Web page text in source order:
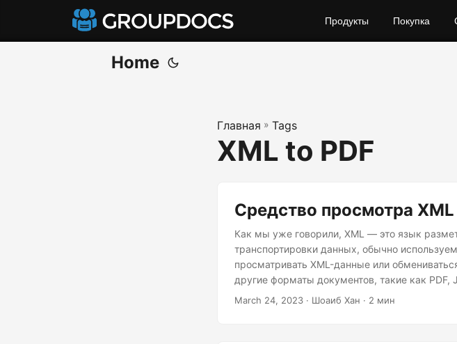
Продукты Покупка
Home
Главная » Tags
XML to PDF
Средство просмотра
Как мы уже говорили, XML — это язык
транспортировки данных, обычно
просматривать XML-данные или
другие форматы документов, такие как PDF,
базовый подход к просмотру XML-файлов с
March 24, 2023 · Шоаиб Хан · 2 мин